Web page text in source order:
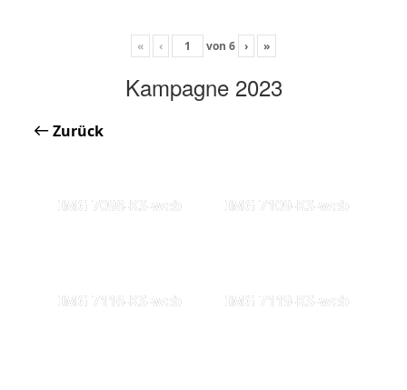
« ‹ von 6 › »
Kampagne 2023
Zurück
IMG 7098-KS-web IMG 7109-KS-web
IMG 7116-KS-web IMG 7119-KS-web